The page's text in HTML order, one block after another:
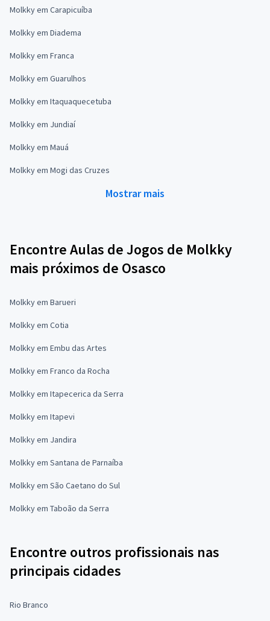
Molkky em Carapicuíba
Molkky em Diadema
Molkky em Franca
Molkky em Guarulhos
Molkky em Itaquaquecetuba
Molkky em Jundiaí
Molkky em Mauá
Molkky em Mogi das Cruzes
Mostrar mais
Encontre Aulas de Jogos de Molkky
mais próximos de Osasco
Molkky em Barueri
Molkky em Cotia
Molkky em Embu das Artes
Molkky em Franco da Rocha
Molkky em Itapecerica da Serra
Molkky em Itapevi
Molkky em Jandira
Molkky em Santana de Parnaíba
Molkky em São Caetano do Sul
Molkky em Taboão da Serra
Encontre outros profissionais nas
principais cidades
Rio Branco